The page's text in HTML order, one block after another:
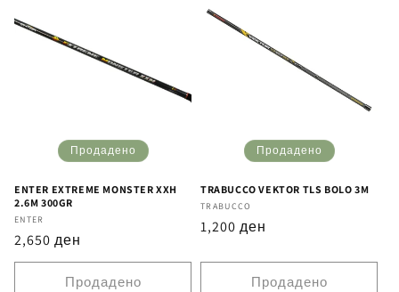
Продадено
ENTER EXTREME MONSTER XXH
2.6M 300GR
Бренд
ENTER
Регуларна
цена
2,650 ден
Продадено
Продадено
TRABUCCO VEKTOR TLS BOLO 3M
Бренд
TRABUCCO
Регуларна
1,200 ден
Продадено